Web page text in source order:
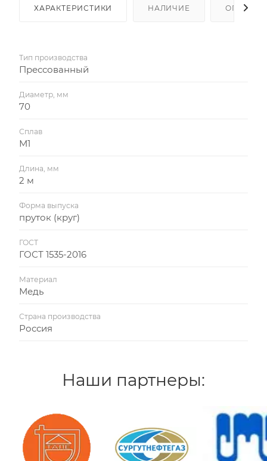
ХАРАКТЕРИСТИКИ НАЛИЧИЕ ОПЛАТА
Тип производства
Прессованный
Диаметр, мм
70
Сплав
М1
Длина, мм
2 м
Форма выпуска
пруток (круг)
ГОСТ
ГОСТ 1535-2016
Материал
Медь
Страна производства
Россия
Наши партнеры: